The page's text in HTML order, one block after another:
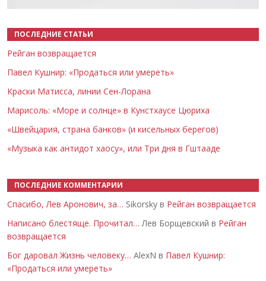
ПОСЛЕДНИЕ СТАТЬИ
Рейган возвращается
Павел Кушнир: «Продаться или умереть»
Краски Матисса, линии Сен-Лорана
Марисоль: «Море и солнце» в Кунстхаусе Цюриха
«Швейцария, страна банков» (и кисельных берегов)
«Музыка как антидот хаосу», или Три дня в Гштааде
ПОСЛЕДНИЕ КОММЕНТАРИИ
Спасибо, Лев Аронович, за… Sikorsky в Рейган возвращается
Написано блестяще. Прочитал… Лев Борщевский в Рейган
возвращается
Бог даровал Жизнь человеку… AlexN в Павел Кушнир:
«Продаться или умереть»